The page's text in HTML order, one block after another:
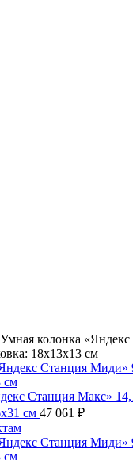
Умная колонка
18x13x13 см
Станция Макс»
см 47 061 ₽